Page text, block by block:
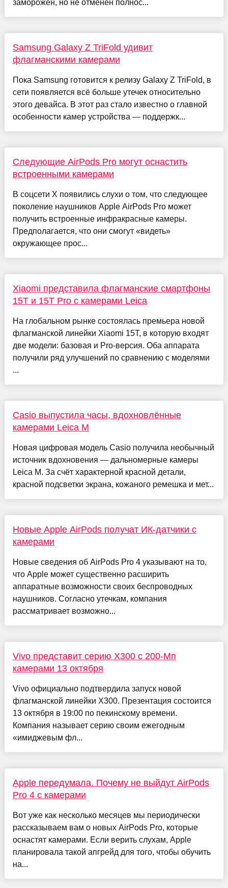
заморожен, но не отменён полнос...
Samsung Galaxy Z TriFold удивит
флагманскими камерами
Пока Samsung готовится к релизу Galaxy Z TriFold, в
сети появляется всё больше утечек относительно
этого девайса. В этот раз стало известно о главной
особенности камер устройства — поддержк...
Следующие AirPods Pro могут оснастить
встроенными камерами
В соцсети X появились слухи о том, что следующее
поколение наушников Apple AirPods Pro может
получить встроенные инфракрасные камеры.
Предполагается, что они смогут «видеть»
окружающее прос...
Xiaomi представила флагманские смартфоны
15T и 15T Pro с камерами Leica
На глобальном рынке состоялась премьера новой
флагманской линейки Xiaomi 15T, в которую входят
две модели: базовая и Pro-версия. Оба аппарата
получили ряд улучшений по сравнению с моделями
...
Casio выпустила часы, вдохновлённые
камерами Leica M
Новая цифровая модель Casio получила необычный
источник вдохновения — дальномерные камеры
Leica M. За счёт характерной красной детали,
красной подсветки экрана, кожаного ремешка и мет...
Новые Apple AirPods получат ИК-датчики с
камерами
Новые сведения об AirPods Pro 4 указывают на то,
что Apple может существенно расширить
аппаратные возможности своих беспроводных
наушников. Согласно утечкам, компания
рассматривает возможно...
Vivo представит серию X300 с 200-Мп
камерами 13 октября
Vivo официально подтвердила запуск новой
флагманской линейки X300. Презентация состоится
13 октября в 19:00 по пекинскому времени.
Компания называет серию своим ежегодным
«имиджевым фл...
Apple передумала. Почему не выйдут AirPods
Pro 4 с камерами
Вот уже как несколько месяцев мы периодически
рассказываем вам о новых AirPods Pro, которые
оснастят камерами. Если верить слухам, Apple
планировала такой апгрейд для того, чтобы обучить
на...